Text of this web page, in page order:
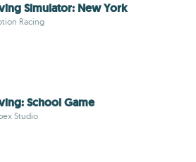
Simulator: New York
Racing
School Game
Studio